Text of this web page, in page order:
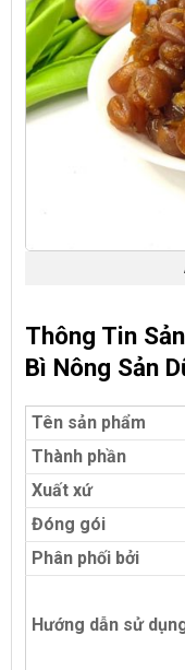
Thông Tin
Bì Nông Sản
Tên sản phẩm
Thành phần
Xuất xứ
Đóng gói
Phân phối bởi
Hướng dẫn sử